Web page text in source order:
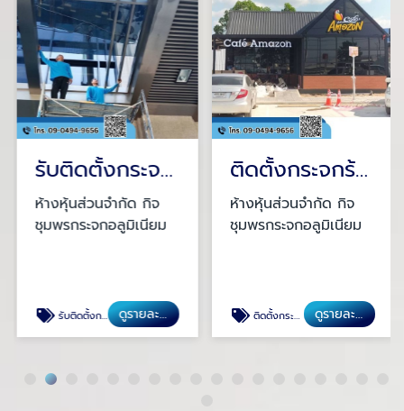
รับติดตั้งกระจกโค้ง
ห้างหุ้นส่วนจำกัด กิจ
ชุมพรกระจกอลูมิเนียม
รับติดตั้งกระจกโค้ง ดูรายละเอียด
ติดตั้งกระจกร้านกาแฟ
ห้างหุ้นส่วนจำกัด กิจ
ชุมพรกระจกอลูมิเนียม
ติดตั้งกระจกร้านกาแฟ ดูรายละเอียด